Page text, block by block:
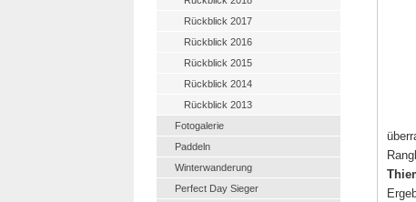
Rückblick 2017
Rückblick 2016
Rückblick 2015
Rückblick 2014
Rückblick 2013
Fotogalerie
Paddeln
Winterwanderung
Perfect Day Sieger